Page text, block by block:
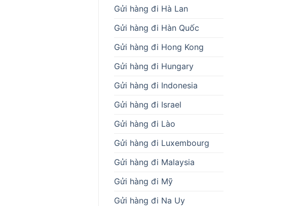
Gửi hàng đi Hà Lan
Gửi hàng đi Hàn Quốc
Gửi hàng đi Hong Kong
Gửi hàng đi Hungary
Gửi hàng đi Indonesia
Gửi hàng đi Israel
Gửi hàng đi Lào
Gửi hàng đi Luxembourg
Gửi hàng đi Malaysia
Gửi hàng đi Mỹ
Gửi hàng đi Na Uy